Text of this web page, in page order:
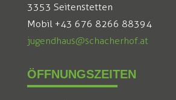
3353 Seitenstetten
Mobil +43 676 8266 88394
jugendhaus@schacherhof.at
ÖFFNUNGSZEITEN